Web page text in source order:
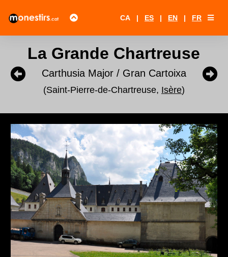
CA | ES | EN | FR
La Grande Chartreuse
Carthusia Major / Gran Cartoixa
(Saint-Pierre-de-Chartreuse, Isère)